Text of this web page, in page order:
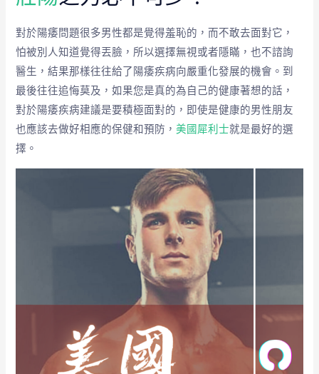
對於陽痿問題很多男性都是覺得羞恥的，而不敢去面對它，
怕被別人知道覺得丟臉，所以選擇無視或者隱瞞，也不諮詢
醫生，結果那樣往往給了陽痿疾病向嚴重化發展的機會。到
最後往往追悔莫及，如果您是真的為自己的健康著想的話，
對於陽痿疾病建議是要積極面對的，即使是健康的男性朋友
也應該去做好相應的保健和預防，美國犀利士就是最好的選
擇。